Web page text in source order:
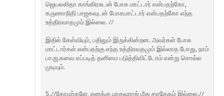
ஜெயலலிதா காங்கிரசுடன் போக மாட்டார் என்பதற்கோ,
கருணாநிதி பாஜகவுடன் போகமாட்டார் என்பதற்கோ எந்த
உத்திரவாதமும் இல்லை. //
இதில் கேள்வியும், பதிலும் இருக்கின்றன. அவர்கள் போக
மாட்டார்கள் என்பதற்கு எந்த உத்திரவதமும் இல்லாத போது, நாம்
பா.ஜ.கவை எப்படித் தனிமை படுத்திவிட்டோம் என்று சொல்ல
முடியும்.
5.//தோழர்களே, எனக்கு மாதவராஜ் மீது சஎதேகம் இல்லை.//